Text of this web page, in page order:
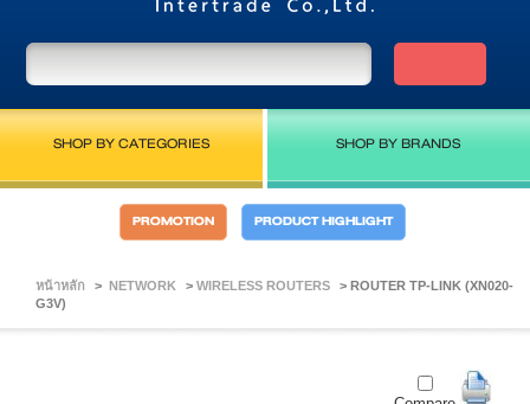
SHOP BY CATEGORIES SHOP BY BRANDS
PROMOTION PRODUCT HIGHLIGHT
หน้าหลัก > NETWORK > WIRELESS ROUTERS > ROUTER TP-LINK (XN020-
G3V)